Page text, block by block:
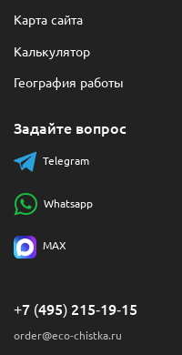
Карта сайта
Калькулятор
География работы
Задайте вопрос
Telegram
Whatsapp
MAX
+7 (495) 215-19-15
order@eco-chistka.ru